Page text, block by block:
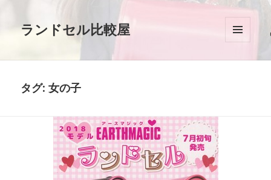
ランドセル比較屋
ーとウ
タグ: 女の子